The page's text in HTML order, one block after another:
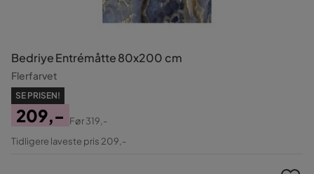
Bedriye Entrémåtte 80x200 cm
Flerfarvet
SE PRISEN!
Pris
209,-
Original
Før319,-
Tidligere laveste pris 209,-